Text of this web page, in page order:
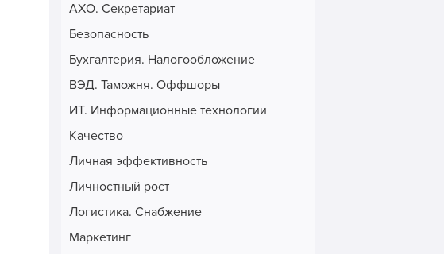
АХО. Секретариат
Безопасность
Бухгалтерия. Налогообложение
ВЭД. Таможня. Оффшоры
ИТ. Информационные технологии
Качество
Личная эффективность
Личностный рост
Логистика. Снабжение
Маркетинг